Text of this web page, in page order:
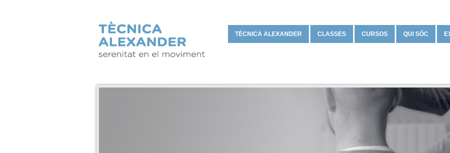
QUI SÓC
CURSOS
CLASSES
TÈCNICA ALEXANDER